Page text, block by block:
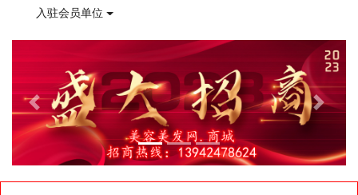
入驻会员单位
Previous Next